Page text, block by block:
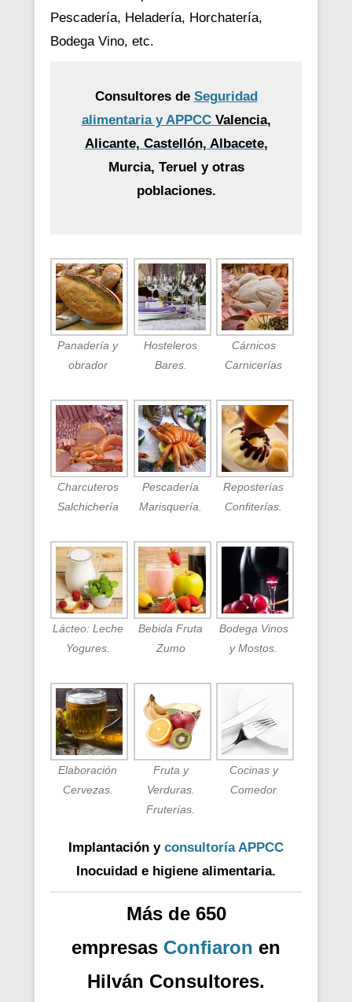
Pescadería, Heladería, Horchatería,
Bodega Vino, etc.
Consultores de Seguridad
alimentaria y APPCCValencia,
Alicante, Castellón, Albacete,
Murcia, Teruel y otras
poblaciones.
Panadería y
obrador
Hosteleros
Bares.
Cárnicos
Carnicerías
Charcuteros
Salchichería
Pescadería
Marisquería.
Reposterías
Confiterías.
Lácteo: Leche
Yogures.
Bebida Fruta
Zumo
Bodega Vinos
y Mostos.
Elaboración
Cervezas.
Fruta y
Verduras.
Fruterías.
Cocinas y
Comedor
Implantación y consultoría APPCC
Inocuidad e higiene alimentaria.
Más de 650
empresas Confiaron en
Hilván Consultores.